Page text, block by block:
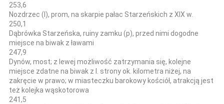
253,6
Nozdrzec (l), prom, na skarpie pałac Starzeńskich z XIX w.
250,1
Dąbrówka Starzeńska, ruiny zamku (p), przed nimi dogodne
miejsce na biwak z ławami
247,9
Dynów, most; z lewej możliwość zatrzymania się, kolejne
miejsce zdatne na biwak z l. strony ok. kilometra niżej, na
zakręcie w prawo; w miasteczku barokowy kościół, atrakcją jest
też kolejka wąskotorowa
241,5